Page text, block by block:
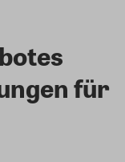
für